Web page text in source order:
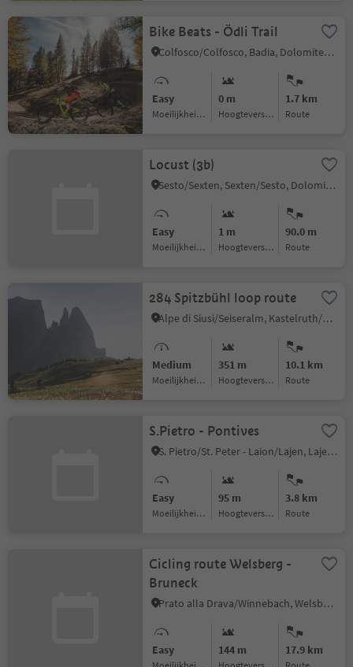
Bike Beats - Ödli Trail
Colfosco/Colfosco, Badia, Dolomites Region Alta Badia
Easy
Moeilijkheidsgraad
0 m
Hoogteverschil
1.7 km
Route
Locust (3b)
Sesto/Sexten, Sexten/Sesto, Dolomites Region 3 Zinnen
Easy
Moeilijkheidsgraad
1 m
Hoogteverschil
90.0 m
Route
284 Spitzbühl loop route
Alpe di Siusi/Seiseralm, Kastelruth/Castelrotto, Dolomites Region Seiser Alm
Medium
Moeilijkheidsgraad
351 m
Hoogteverschil
10.1 km
Route
S.Pietro - Pontives
S. Pietro/St. Peter - Laion/Lajen, Lajen/Laion
Easy
Moeilijkheidsgraad
95 m
Hoogteverschil
3.8 km
Route
Cicling route Welsberg -
Bruneck
Prato alla Drava/Winnebach, Welsberg-Taisten/Monguelfo-Tesido
Easy 144 m 17.9 km